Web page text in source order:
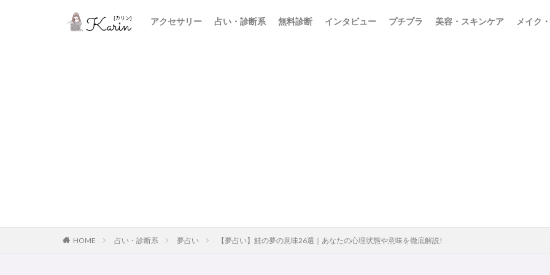
アクセサリー 占い・診断系 無料診断 インタビュー プチプラ 美容・スキンケア メイク
HOME 占い・診断系 夢占い 【夢占い】鮭の夢の意味26選｜あなたの心理状態や意味を徹底解説!